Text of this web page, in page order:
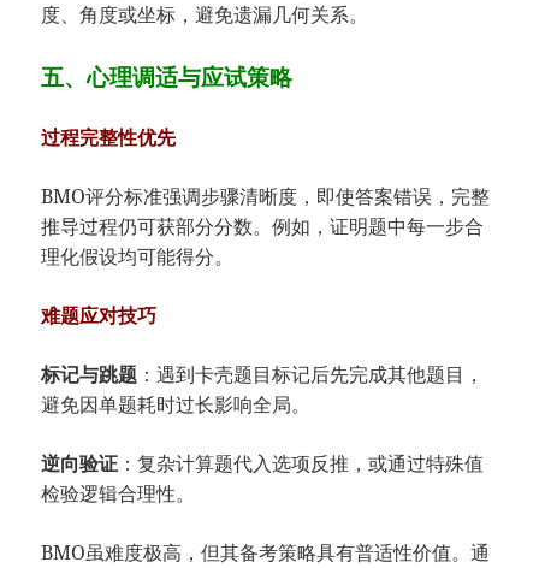
度、角度或坐标，避免遗漏几何关系。
五、心理调适与应试策略
过程完整性优先
BMO评分标准强调步骤清晰度，即使答案错误，完整
推导过程仍可获部分分数。例如，证明题中每一步合
理化假设均可能得分。
难题应对技巧
标记与跳题 ：遇到卡壳题目标记后先完成其他题目，
避免因单题耗时过长影响全局。
逆向验证 ：复杂计算题代入选项反推，或通过特殊值
检验逻辑合理性。
BMO虽难度极高，但其备考策略具有普适性价值。通